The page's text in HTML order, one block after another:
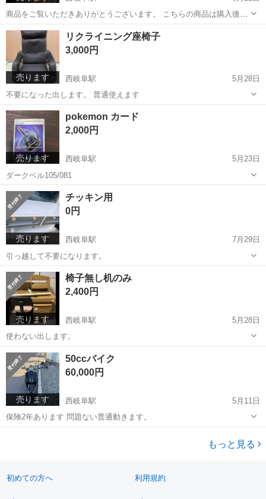
商品をご覧いただきありがとうございます。 こちらの商品は購入後、
未使用のまま保管しておりました。 ビニールも未開封で、使用した形
跡はありません。 今後使用する予定がないため出品いたします。 ※ノ
ークレーム・ノーリターン...
岐阜 岐阜市 西岐阜駅 キッチン家電
売ります
リクライニング座椅子
3,000円
西岐阜駅
5月28日
不要になった出します。 普通使えます
岐阜 岐阜市 椅子
売ります
pokemon カード
2,000円
西岐阜駅
5月23日
ダークベル105/081
岐阜 岐阜市 西岐阜駅
売ります
チッキン用
0円
西岐阜駅
7月29日
引っ越して不要になります。
岐阜 岐阜市 西岐阜駅
売ります
椅子無し机のみ
2,400円
西岐阜駅
5月28日
使わない出します。
岐阜 岐阜市 西岐阜駅
売ります
50ccバイク
60,000円
西岐阜駅
5月11日
保険2年あります 問題ない普通動きます。
もっと見る
初めての方へ 利用規約